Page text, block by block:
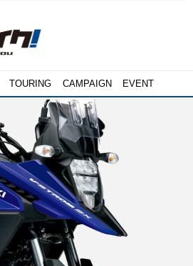
TOURING CAMPAIGN EVENT